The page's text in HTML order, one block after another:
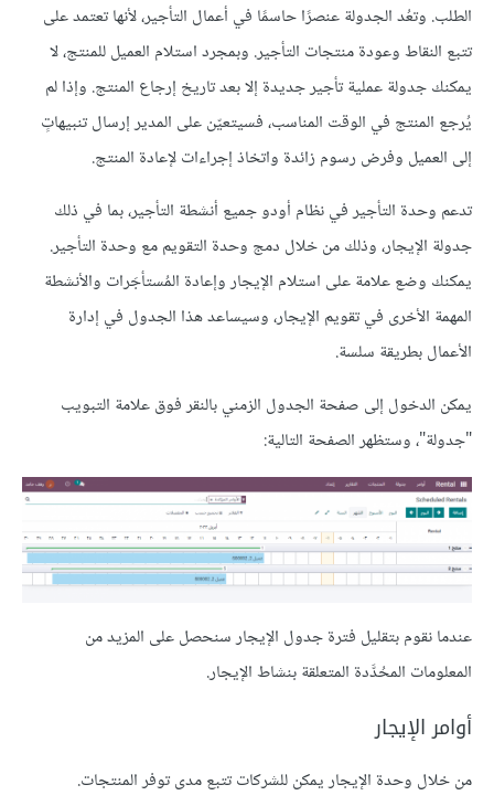
الطلب. وتعُد الجدولة عنصرًا حاسمًا في أعمال التأجير، لأنها تعتمد على
تتبع النقاط وعودة منتجات التأجير. وبمجرد استلام العميل للمنتج، لا
يمكنك جدولة عملية تأجير جديدة إلا بعد تاريخ إرجاع المنتج. وإذا لم
يُرجع المنتج في الوقت المناسب، فسيتعيّن على المدير إرسال تنبيهاتٍ
إلى العميل وفرض رسوم زائدة واتخاذ إجراءات لإعادة المنتج.
تدعم وحدة التأجير في نظام أودو جميع أنشطة التأجير، بما في ذلك
جدولة الإيجار، وذلك من خلال دمج وحدة التقويم مع وحدة التأجير.
يمكنك وضع علامة على استلام الإيجار وإعادة المُستأجَرات والأنشطة
المهمة الأخرى في تقويم الإيجار، وسيساعد هذا الجدول في إدارة
الأعمال بطريقة سلسة.
يمكن الدخول إلى صفحة الجدول الزمني بالنقر فوق علامة التبويب
"جدولة"، وستظهر الصفحة التالية:
عندما نقوم بتقليل فترة جدول الإيجار سنحصل على المزيد من
المعلومات المحُدَّدة المتعلقة بنشاط الإيجار.
أوامر الإيجار
من خلال وحدة الإيجار يمكن للشركات تتبع مدى توفر المنتجات.